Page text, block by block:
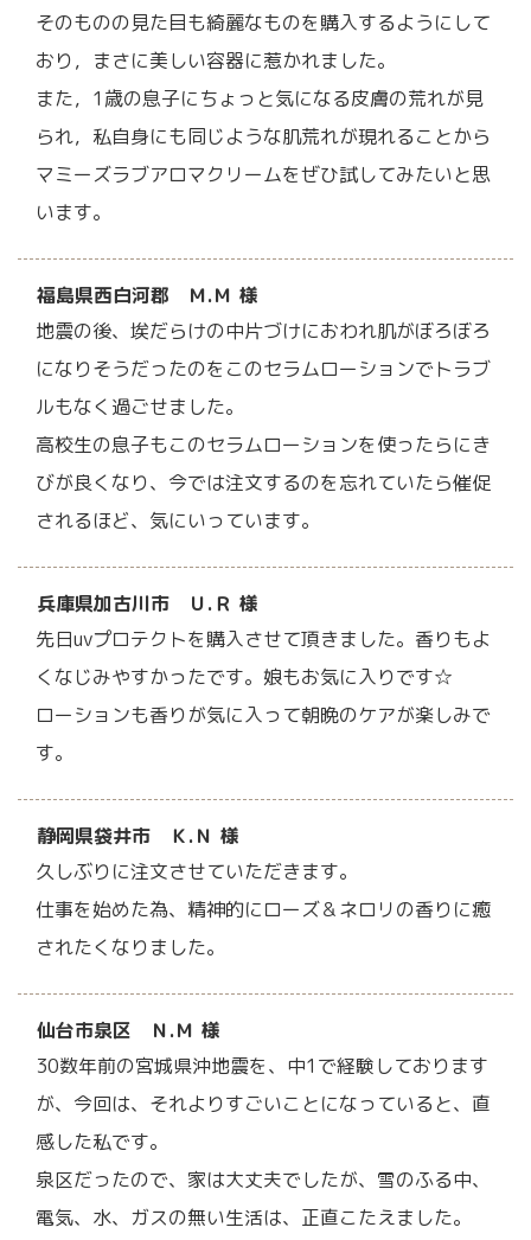
そのものの見た目も綺麗なものを購入するようにして
おり，まさに美しい容器に惹かれました。
また，1歳の息子にちょっと気になる皮膚の荒れが見
られ，私自身にも同じような肌荒れが現れることから
マミーズラブアロマクリームをぜひ試してみたいと思
います。
福島県西白河郡 Ｍ.Ｍ 様
地震の後、埃だらけの中片づけにおわれ肌がぼろぼろ
になりそうだったのをこのセラムローションでトラブ
ルもなく過ごせました。
高校生の息子もこのセラムローションを使ったらにき
びが良くなり、今では注文するのを忘れていたら催促
されるほど、気にいっています。
兵庫県加古川市 Ｕ.Ｒ 様
先日uvプロテクトを購入させて頂きました。香りもよ
くなじみやすかったです。娘もお気に入りです☆
ローションも香りが気に入って朝晩のケアが楽しみで
す。
静岡県袋井市 Ｋ.Ｎ 様
久しぶりに注文させていただきます。
仕事を始めた為、精神的にローズ＆ネロリの香りに癒
されたくなりました。
仙台市泉区 Ｎ.Ｍ 様
30数年前の宮城県沖地震を、中1で経験しております
が、今回は、それよりすごいことになっていると、直
感した私です。
泉区だったので、家は大丈夫でしたが、雪のふる中、
電気、水、ガスの無い生活は、正直こたえました。